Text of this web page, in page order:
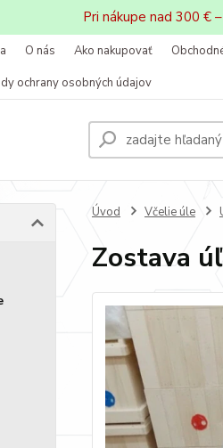
Pri nákupe nad 300 €
O nás Ako nakupovať
ochrany osobných údajov
Úvod Včelie úle
Zostava